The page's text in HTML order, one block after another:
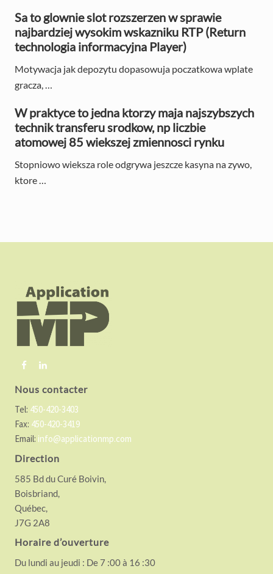
Sa to glownie slot rozszerzen w sprawie
najbardziej wysokim wskazniku RTP (Return
technologia informacyjna Player)
Motywacja jak depozytu dopasowuja poczatkowa wplate
gracza, …
W praktyce to jedna ktorzy maja najszybszych
technik transferu srodkow, np liczbie
atomowej 85 wiekszej zmiennosci rynku
Stopniowo wieksza role odgrywa jeszcze kasyna na zywo,
ktore …
Nous contacter
Tel: 450-420-3403
Fax: 450-420-3419
Email: info@applicationmp.com
Direction
585 Bd du Curé Boivin,
Boisbriand,
Québec,
J7G 2A8
Horaire d’ouverture
Du lundi au jeudi : De 7 :00 à 16 :30